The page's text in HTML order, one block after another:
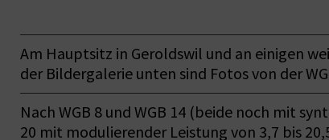
Am Hauptsitz in Geroldswil und an einigen
der Bildergalerie unten sind Fotos von der
Nach WGB 8 und WGB 14 (beide noch mit
20 mit modulierender Leistung von 3,7 bis